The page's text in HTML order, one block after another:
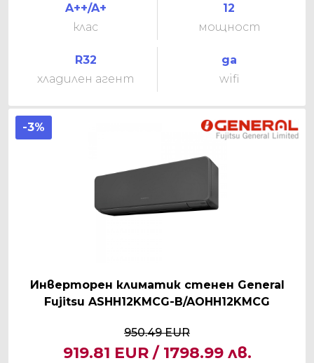
A++/A+
клас
12
мощност
R32
хладилен агент
да
wifi
-3%
Инверторен климатик стенен General
Fujitsu ASHH12KMCG-B/AOHH12KMCG
950.49 EUR
919.81 EUR / 1798.99 лв.